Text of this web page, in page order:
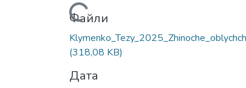
Вантажиться...
Файли
(318,08 KB)
Дата